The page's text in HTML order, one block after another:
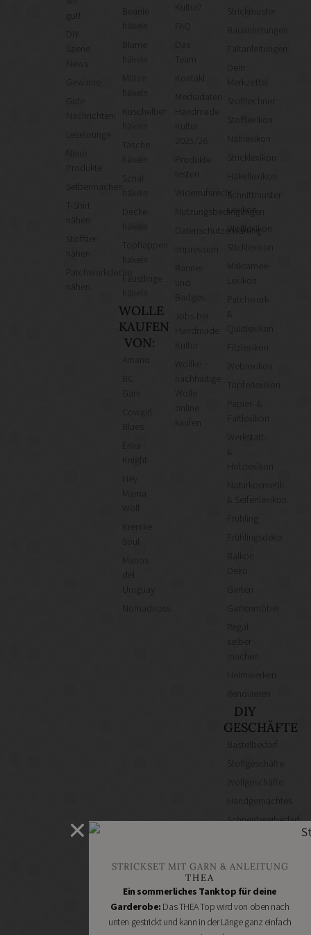
gut!
Gute
Nachrichten!
Leselounge
Produkte
Selbermachen
T-Shirt
Stofftier
Patchworkdecke
häkeln
häkeln
Mütze
häkeln
Kuscheltier
Tasche
häkeln
Topflappen
häkeln
Fäustlinge
häkeln
WOLLE
KAUFEN
VON:
Cowgirl
Knight
Mama
Kremke
Manos
Uruguay
Nomadnoss
Kultur?
Das
Team
Kontakt
Mediadaten
Kultur
2025/26
Produkte
testen
Widerrufsrecht
Nutzungsbedingungen
Datenschutzerklärung
Kultur
Wollke –
nachhaltige
kaufen
Strickmuster
Bauanleitungen
Faltanleitungen
Merkzettel
Stoffrechner
Stofflexikon
Nählexikon
Stricklexikon
Häkellexikon
Schnittmuster-
Lexikon
Wolllexikon
Sticklexikon
Makramee-
Lexikon
Patchwork-
&
Quiltlexikon
Filzlexikon
Weblexikon
Töpferlexikon
Papier- &
Faltlexikon
Werkstatt-
&
Holzlexikon
Naturkosmetik-
& Seifenlexikon
Frühling
Frühlingsdeko
Deko
Garten
Gartenmöbel
Regal
Heimwerken
DIY
GESCHÄFTE
Bastelbedarf
Stoffgeschäfte
Wollgeschäfte
Handgemachtes
Schneidereibedarf
Handarbeitszubehör
Online
Shops
Schmuckzubehör
Nähmaschinen
STRICKSET MIT GARN & ANLEITUNG
THEA
Ein sommerliches Tanktop für deine
Garderobe: Das THEA Top wird von oben nach
unten gestrickt und kann in der Länge ganz einfach